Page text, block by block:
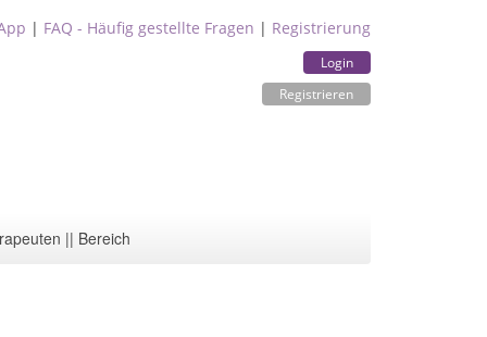
| FAQ - Häufig gestellte Fragen | Registrierung
Login
Registrieren
|| Bereich